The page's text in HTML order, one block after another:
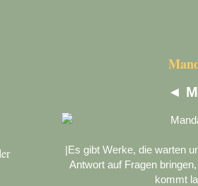
◄
|Es gibt Werke, die warten
Antwort auf Fragen
kommt